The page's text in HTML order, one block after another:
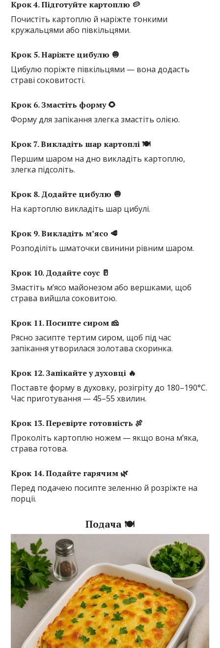
Крок 4. Підготуйте картоплю 🥔
Почистіть картоплю й наріжте тонкими
кружальцями або півкільцями.
Крок 5. Наріжте цибулю 🧅
Цибулю поріжте півкільцями — вона додасть
страві соковитості.
Крок 6. Змастіть форму 🌻
Форму для запікання злегка змастіть олією.
Крок 7. Викладіть шар картоплі 🍽️
Першим шаром на дно викладіть картоплю,
злегка підсоліть.
Крок 8. Додайте цибулю 🧅
На картоплю викладіть шар цибулі.
Крок 9. Викладіть м’ясо 🥩
Розподіліть шматочки свинини рівним шаром.
Крок 10. Додайте соус 🥛
Змастіть м’ясо майонезом або вершками, щоб
страва вийшла соковитою.
Крок 11. Посипте сиром 🧀
Рясно засипте тертим сиром, щоб під час
запікання утворилася золотава скоринка.
Крок 12. Запікайте у духовці 🔥
Поставте форму в духовку, розігріту до 180–190°C.
Час приготування — 45–55 хвилин.
Крок 13. Перевірте готовність 🍖
Проколіть картоплю ножем — якщо вона м’яка,
страва готова.
Крок 14. Подайте гарячим 🌿
Перед подачею посипте зеленню й розріжте на
порції.
Подача 🍽️